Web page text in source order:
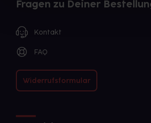
Gegenanzeige in sich birgt.
Fragen zu Deiner
Kontakt
FAQ
Widerrufsformular